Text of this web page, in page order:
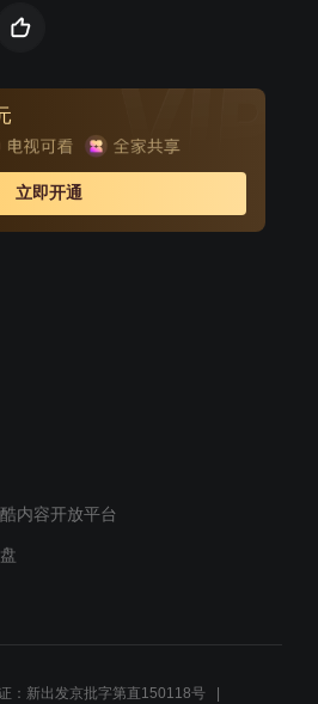
人旧情复燃，打乱了夏家河的计
河抱有成见的王大花稀里糊涂将
危机，几经辗转终于成功交付共
大连开起饭店，与夏家河所开的
从冤家到相依相帮，历经磨难，
奇功。在夏家河的引导下，王大
立即开通
叛逃
02:30
内容开放平台
：新出发京批字第直150118号